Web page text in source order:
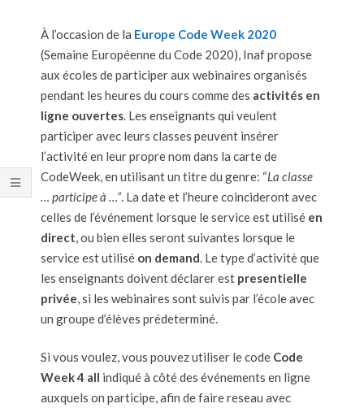
À l’occasion de la Europe Code Week 2020
(Semaine Européenne du Code 2020), Inaf propose
aux écoles de participer aux webinaires organisés
pendant les heures du cours comme des activités en
ligne ouvertes. Les enseignants qui veulent
participer avec leurs classes peuvent insérer
l’activité en leur propre nom dans la carte de
CodeWeek, en utilisant un titre du genre: “La classe
… participe à …”. La date et l’heure coincideront avec
celles de l’événement lorsque le service est utilisé en
direct, ou bien elles seront suivantes lorsque le
service est utilisé on demand. Le type d’activitè que
les enseignants doivent déclarer est presentielle
privée, si les webinaires sont suivis par l’école avec
un groupe d’élèves prédeterminé.
Si vous voulez, vous pouvez utiliser le code Code
Week 4 all indiqué à côté des événements en ligne
auxquels on participe, afin de faire reseau avec